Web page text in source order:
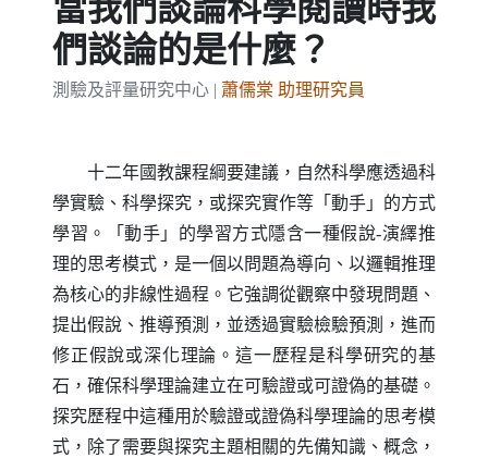
當我們談論科學閱讀時我
們談論的是什麼？
測驗及評量研究中心 | 蕭儒棠 助理研究員
十二年國教課程綱要建議，自然科學應透過科
學實驗、科學探究，或探究實作等「動手」的方式
學習。「動手」的學習方式隱含一種假說-演繹推
理的思考模式，是一個以問題為導向、以邏輯推理
為核心的非線性過程。它強調從觀察中發現問題、
提出假說、推導預測，並透過實驗檢驗預測，進而
修正假說或深化理論。這一歷程是科學研究的基
石，確保科學理論建立在可驗證或可證偽的基礎。
探究歷程中這種用於驗證或證偽科學理論的思考模
式，除了需要與探究主題相關的先備知識、概念，